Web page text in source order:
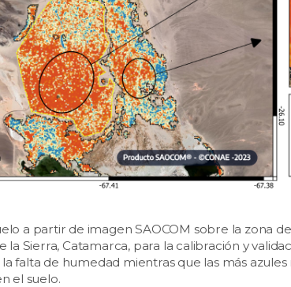
a partir de imagen SAOCOM sobre la zona
Sierra, Catamarca, para la calibración y
falta de humedad mientras que las más
el suelo.